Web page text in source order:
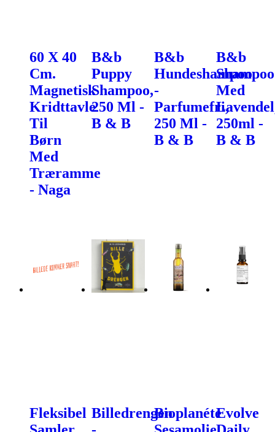
60 X 40
Cm.
Magnetisk
Kridttavle
Til
Børn
Med
Træramme
- Naga
B&b
Puppy
Shampoo,
250 Ml -
B & B
B&b
Hundeshampoo
-
Parfumefri,
250 Ml -
B & B
B&b
Shampoo
Med
250ml -
B & B
Fleksibel BilledrengenBioplanéteEvolve